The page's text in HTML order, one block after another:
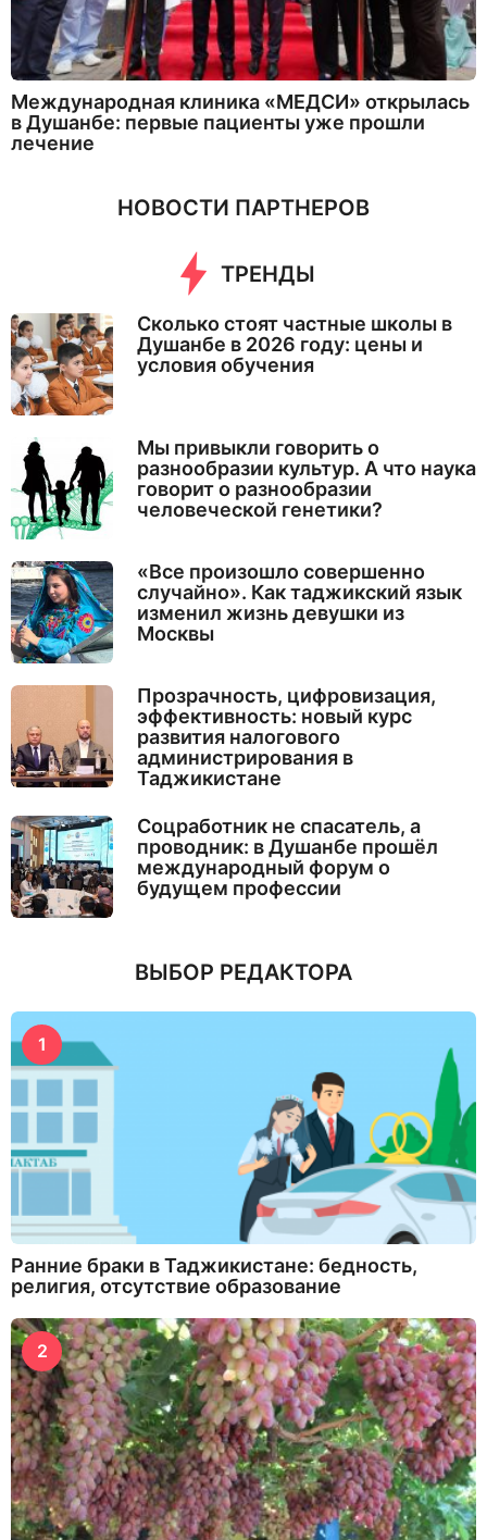
Международная клиника «МЕДСИ» открылась
в Душанбе: первые пациенты уже прошли
лечение
НОВОСТИ ПАРТНЕРОВ
ТРЕНДЫ
Сколько стоят частные школы в
Душанбе в 2026 году: цены и
условия обучения
Мы привыкли говорить о
разнообразии культур. А что наука
говорит о разнообразии
человеческой генетики?
«Все произошло совершенно
случайно». Как таджикский язык
изменил жизнь девушки из
Москвы
Прозрачность, цифровизация,
эффективность: новый курс
развития налогового
администрирования в
Таджикистане
Соцработник не спасатель, а
проводник: в Душанбе прошёл
международный форум о
будущем профессии
ВЫБОР РЕДАКТОРА
1
Ранние браки в Таджикистане: бедность,
религия, отсутствие образование
2